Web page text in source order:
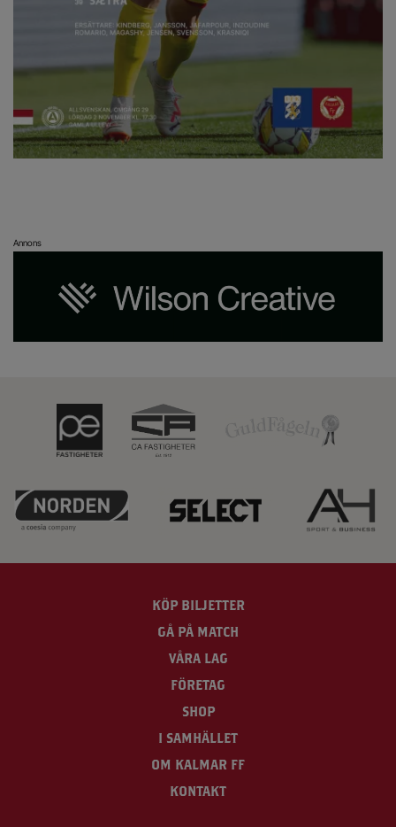
Annons
KÖP BILJETTER
GÅ PÅ MATCH
VÅRA LAG
FÖRETAG
SHOP
I SAMHÄLLET
OM KALMAR FF
KONTAKT